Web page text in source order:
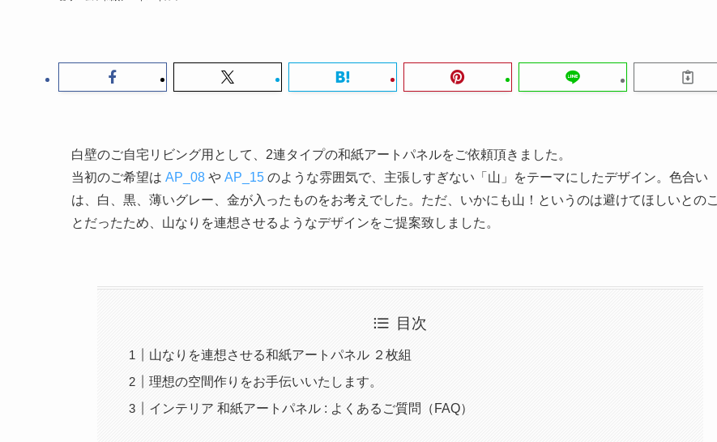
白壁のご自宅リビング用として、2連タイプの和紙アートパネルをご依頼頂きました。
当初のご希望は AP_08 や AP_15 のような雰囲気で、主張しすぎない「山」をテーマにしたデザイン。色合い
は、白、黒、薄いグレー、金が入ったものをお考えでした。ただ、いかにも山！というのは避けてほしいとのこ
とだったため、山なりを連想させるようなデザインをご提案致しました。
目次
山なりを連想させる和紙アートパネル ２枚組
理想の空間作りをお手伝いいたします。
インテリア 和紙アートパネル : よくあるご質問（FAQ）